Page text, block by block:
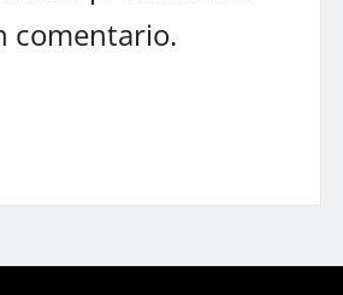
comentario.